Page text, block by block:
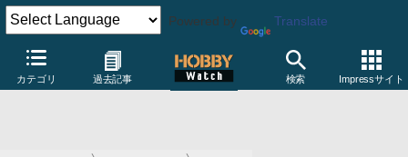
Powered by Translate
カテゴリ 過去記事 検索 Impressサイト